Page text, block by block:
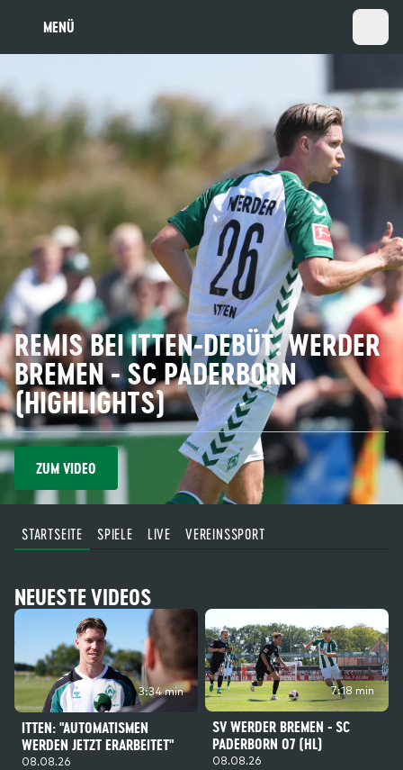
MENÜ
REMIS BEI ITTEN-DEBÜT: WERDER
BREMEN - SC PADERBORN
(HIGHLIGHTS)
ZUM VIDEO
STARTSEITE SPIELE LIVE VEREINSSPORT
NEUESTE VIDEOS
3:34 min
ITTEN: "AUTOMATISMEN
WERDEN JETZT ERARBEITET"
08.08.26
7:18 min
SV WERDER BREMEN - SC
PADERBORN 07 (HL)
08.08.26